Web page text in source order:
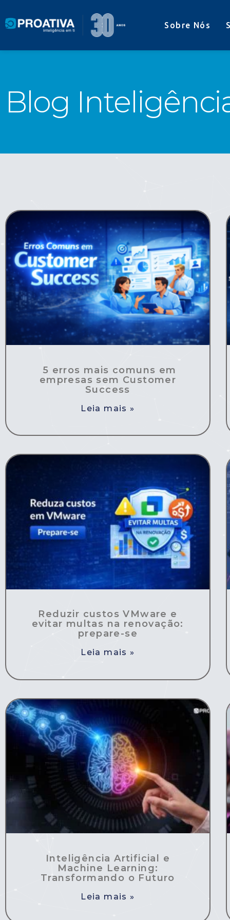
Sobre Nós
Blog
5 erros mais comuns em
empresas sem Customer
Success
Leia mais »
Reduzir custos VMware e
evitar multas na renovação:
prepare-se
Leia mais »
Inteligência Artificial e
Machine Learning:
Transformando o Futuro
Leia mais »